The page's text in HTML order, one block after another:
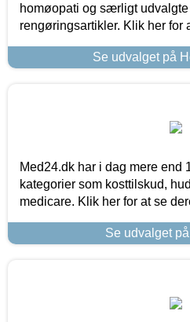
homøopati og særligt
rengøringsartikler. Klik her for
Se udvalget på
Med24.dk har i dag mere end
kategorier som kosttilskud,
medicare. Klik her for at se
Se udvalget